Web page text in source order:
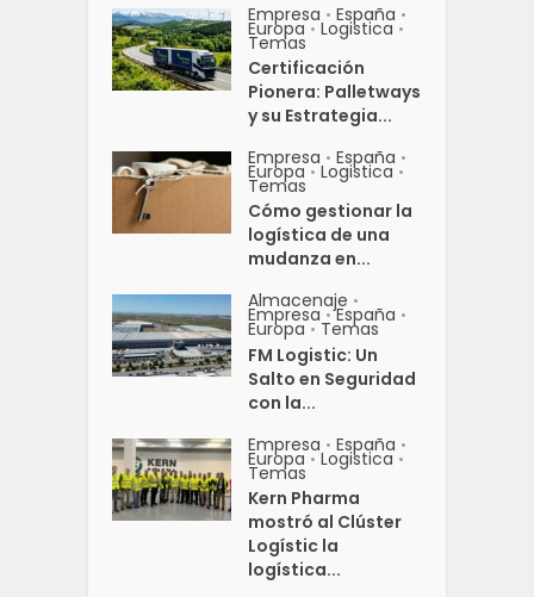
Empresa • España •
Europa • Logistica •
Temas
Certificación
Pionera: Palletways
y su Estrategia...
Empresa • España •
Europa • Logistica •
Temas
Cómo gestionar la
logística de una
mudanza en...
Almacenaje •
Empresa • España •
Europa • Temas
FM Logistic: Un
Salto en Seguridad
con la...
Empresa • España •
Europa • Logistica •
Temas
Kern Pharma
mostró al Clúster
Logístic la
logística...